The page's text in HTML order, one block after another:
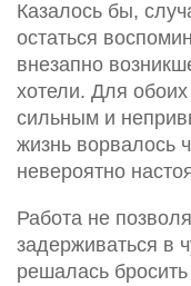
Казалось бы,
остаться
внезапно
хотели. Для
сильным и
жизнь ворвалось
невероятно
Работа не
задерживаться в
решалась бросить